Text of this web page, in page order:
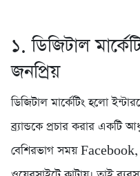
১. ডিজিটাল
জনপ্রিয়
ডিজিটাল মার্কেটিং হলো
ব্র্যান্ডকে প্রচার করার একটি
বেশিরভাগ সময়